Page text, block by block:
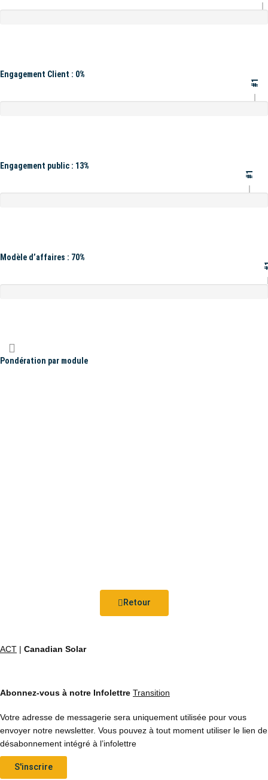
Engagement Client : 0%
#1
Engagement public : 13%
#1
Modèle d’affaires : 70%
Pondération par module
Retour
ACT | Canadian Solar
Abonnez-vous à notre Infolettre Transition
Votre adresse de messagerie sera uniquement utilisée pour vous
envoyer notre newsletter. Vous pouvez à tout moment utiliser le lien de
désabonnement intégré à l’infolettre
S'inscrire